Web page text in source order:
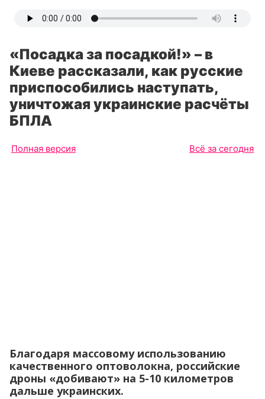
«Посадка за посадкой!» – в
Киеве рассказали, как русские
приспособились наступать,
уничтожая украинские расчёты
БПЛА
Полная версия Всё за сегодня
Благодаря массовому использованию
качественного оптоволокна, российские
дроны «добивают» на 5-10 километров
дальше украинских.